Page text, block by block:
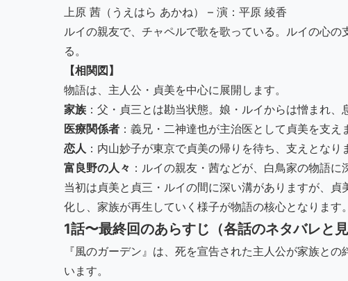
上原 茜（うえはら あかね） – 演：平原 綾香
ルイの親友で、チャペルで歌を歌っている。ルイの心
る。
【相関図】
物語は、主人公・貞美を中心に展開します。
家族 ：父・貞三とは勘当状態。娘・ルイからは憎まれ、
医療関係者 ：義兄・二神達也が主治医として貞美を支え
恋人 ：内山妙子が東京で貞美の帰りを待ち、支えとなり
富良野の人々 ：ルイの親友・茜などが、白鳥家の物語に
当初は貞美と貞三・ルイの間に深い溝がありますが、
化し、家族が再生していく様子が物語の核心となります。
1話〜最終回のあらすじ（各話のネタバレと見
『風のガーデン』は、死を宣告された主人公が家族と
います。